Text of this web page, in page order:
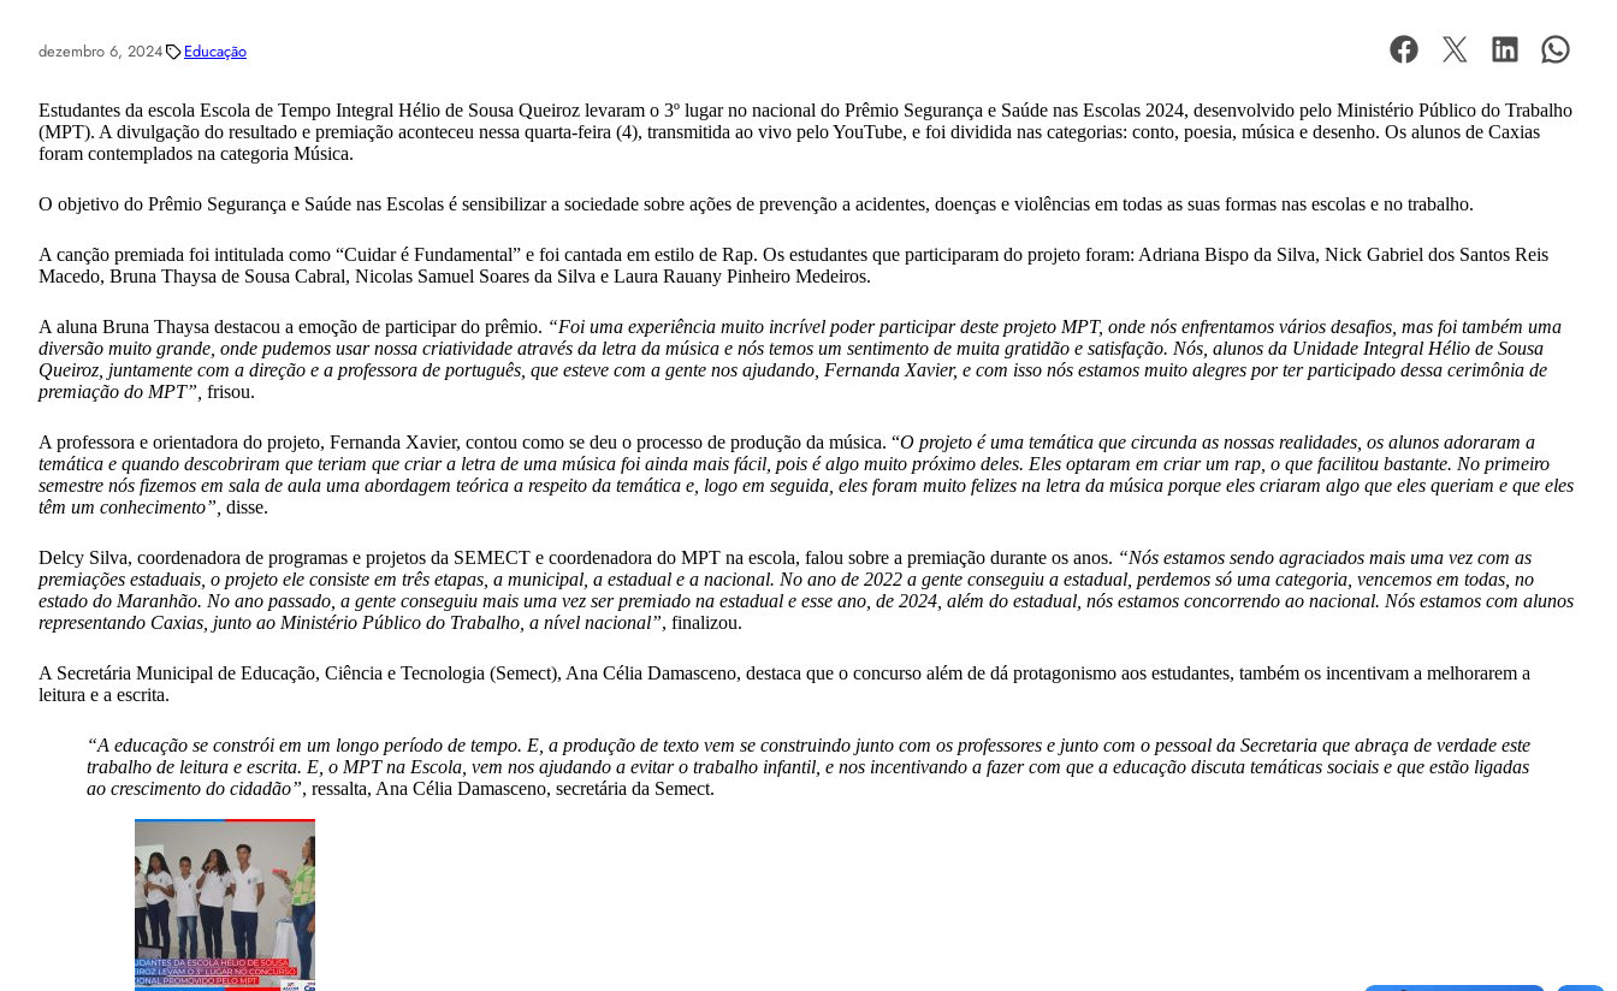
dezembro 6, 2024 Educação
Estudantes da escola Escola de Tempo Integral Hélio de Sousa Queiroz levaram o 3º lugar no nacional do Prêmio Segurança e Saúde nas Escolas 2024, desenvolvido pelo Ministério Público do Trabalho
(MPT). A divulgação do resultado e premiação aconteceu nessa quarta-feira (4), transmitida ao vivo pelo YouTube, e foi dividida nas categorias: conto, poesia, música e desenho. Os alunos de Caxias
foram contemplados na categoria Música.
O objetivo do Prêmio Segurança e Saúde nas Escolas é sensibilizar a sociedade sobre ações de prevenção a acidentes, doenças e violências em todas as suas formas nas escolas e no trabalho.
A canção premiada foi intitulada como “Cuidar é Fundamental” e foi cantada em estilo de Rap. Os estudantes que participaram do projeto foram: Adriana Bispo da Silva, Nick Gabriel dos Santos Reis
Macedo, Bruna Thaysa de Sousa Cabral, Nicolas Samuel Soares da Silva e Laura Rauany Pinheiro Medeiros.
A aluna Bruna Thaysa destacou a emoção de participar do prêmio. “Foi uma experiência muito incrível poder participar deste projeto MPT, onde nós enfrentamos vários desafios, mas foi também uma
diversão muito grande, onde pudemos usar nossa criatividade através da letra da música e nós temos um sentimento de muita gratidão e satisfação. Nós, alunos da Unidade Integral Hélio de Sousa
Queiroz, juntamente com a direção e a professora de português, que esteve com a gente nos ajudando, Fernanda Xavier, e com isso nós estamos muito alegres por ter participado dessa cerimônia de
premiação do MPT”, frisou.
A professora e orientadora do projeto, Fernanda Xavier, contou como se deu o processo de produção da música. “O projeto é uma temática que circunda as nossas realidades, os alunos adoraram a
temática e quando descobriram que teriam que criar a letra de uma música foi ainda mais fácil, pois é algo muito próximo deles. Eles optaram em criar um rap, o que facilitou bastante. No primeiro
semestre nós fizemos em sala de aula uma abordagem teórica a respeito da temática e, logo em seguida, eles foram muito felizes na letra da música porque eles criaram algo que eles queriam e que eles
têm um conhecimento”, disse.
Delcy Silva, coordenadora de programas e projetos da SEMECT e coordenadora do MPT na escola, falou sobre a premiação durante os anos. “Nós estamos sendo agraciados mais uma vez com as
premiações estaduais, o projeto ele consiste em três etapas, a municipal, a estadual e a nacional. No ano de 2022 a gente conseguiu a estadual, perdemos só uma categoria, vencemos em todas, no
estado do Maranhão. No ano passado, a gente conseguiu mais uma vez ser premiado na estadual e esse ano, de 2024, além do estadual, nós estamos concorrendo ao nacional. Nós estamos com alunos
representando Caxias, junto ao Ministério Público do Trabalho, a nível nacional”, finalizou.
A Secretária Municipal de Educação, Ciência e Tecnologia (Semect), Ana Célia Damasceno, destaca que o concurso além de dá protagonismo aos estudantes, também os incentivam a melhorarem a
leitura e a escrita.
“A educação se constrói em um longo período de tempo. E, a produção de texto vem se construindo junto com os professores e junto com o pessoal da Secretaria que abraça de verdade este
trabalho de leitura e escrita. E, o MPT na Escola, vem nos ajudando a evitar o trabalho infantil, e nos incentivando a fazer com que a educação discuta temáticas sociais e que estão ligadas
ao crescimento do cidadão”, ressalta, Ana Célia Damasceno, secretária da Semect.